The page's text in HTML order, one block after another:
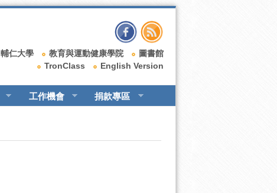
輔仁大學 教育與運動健康學院
圖書館
TronClass
English Version
工作機會 捐款專區